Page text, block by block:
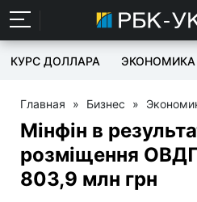
КУРС ДОЛЛАРА ЭКОНОМИКА
Главная » Бизнес »
Мінфін в
розміщення
803,9 млн грн